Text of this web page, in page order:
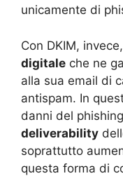
unicamente di
Con DKIM,
digitale che ne
alla sua email di
antispam. In
danni del
deliverability
soprattutto
questa forma di